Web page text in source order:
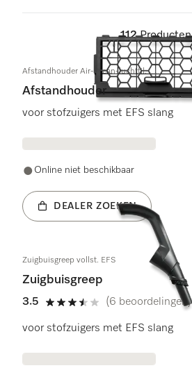
112 Producten
Afstandhouder Air-Clean-luchtfil.
Afstandhouder
voor stofzuigers met EFS slang
Online niet beschikbaar
DEALER ZOEKEN
Zuigbuisgreep vollst. EFS
Zuigbuisgreep
3.5
3.5 sterren op 5
(6 beoordelingen)
voor stofzuigers met EFS slang